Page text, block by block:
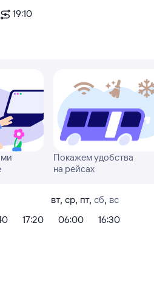
19:10
Покажем удобства
на рейсах
17:20
вт, ср, пт, сб, вс
06:00
16:30